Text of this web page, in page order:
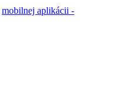
mobilnej aplikácii -